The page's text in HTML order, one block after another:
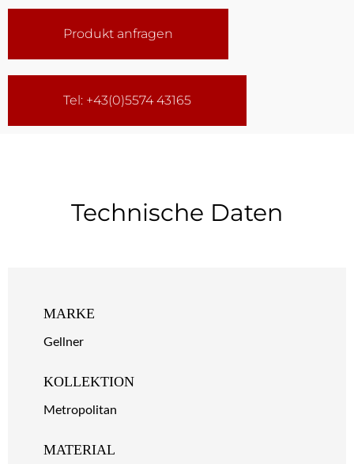
Produkt anfragen
Tel: +43(0)5574 43165
Technische Daten
MARKE
Gellner
KOLLEKTION
Metropolitan
MATERIAL